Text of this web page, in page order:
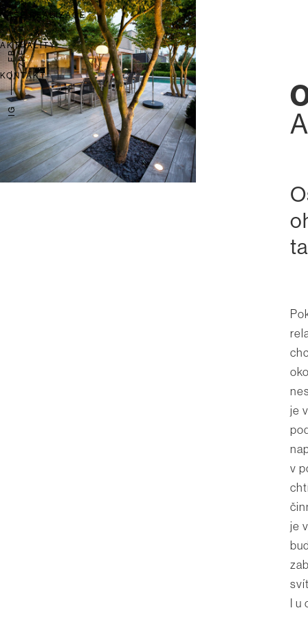
NAŠE REALIZACE
AKTUALITY
KONTAKT
FB
IG
ZPĚT
je
v
je
I